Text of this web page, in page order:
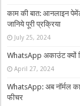
काम की बात: आनलाइन
जानिये पूरी प्रक्रिया
July 25, 2024
WhatsApp अकाउंट क्यों
April 27, 2024
WhatsApp: अब नॉर्मल
फीचर